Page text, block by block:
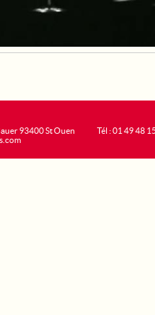
93400 St Ouen
Tél : 01 49 48